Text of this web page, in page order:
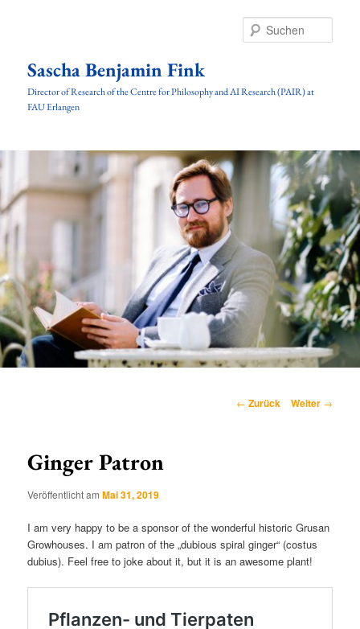
Sascha Benjamin Fink
Director of Research of the Centre for Philosophy and AI Research (PAIR) at
FAU Erlangen
Beitragsnavigation
← Zurück Weiter →
Ginger Patron
Veröffentlicht amMai 31, 2019
I am very happy to be a sponsor of the wonderful historic Grusan
Growhouses. I am patron of the „dubious spiral ginger“ (costus
dubius). Feel free to joke about it, but it is an awesome plant!